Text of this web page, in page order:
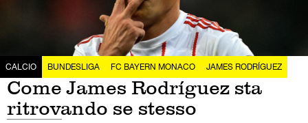
CALCIO BUNDESLIGA FC BAYERN MONACO JAMES RODRÍGUEZ
Come James Rodríguez sta
ritrovando se stesso